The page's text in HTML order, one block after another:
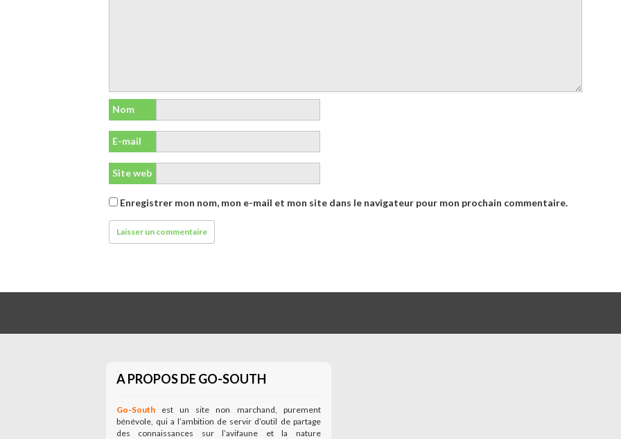
Nom
E-mail
Site web
Enregistrer mon nom, mon e-mail et mon site dans le navigateur pour mon prochain commentaire.
A PROPOS DE GO-SOUTH
Go-South est un site non marchand, purement
bénévole, qui a l’ambition de servir d’outil de partage
des connaissances sur l’avifaune et la nature